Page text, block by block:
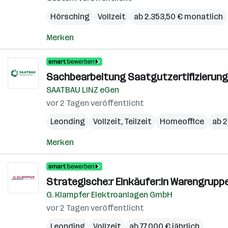
Hörsching
Vollzeit ab 2.353,50 € monatlich
Merken
Sachbearbeitung Saatgutzertifizierung
SAATBAU LINZ eGen
vor 2 Tagen veröffentlicht
Leonding
Vollzeit, Teilzeit Homeoffice ab
Merken
Strategische:r Einkäufer:in
G. Klampfer Elektroanlagen GmbH
vor 2 Tagen veröffentlicht